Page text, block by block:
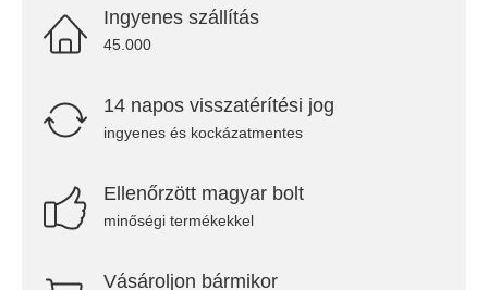
Ingyenes szállítás
45.000
14 napos visszatérítési jog
ingyenes és kockázatmentes
Ellenőrzött magyar bolt
minőségi termékekkel
Vásároljon bármikor